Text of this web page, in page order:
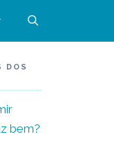
DOS
bem?